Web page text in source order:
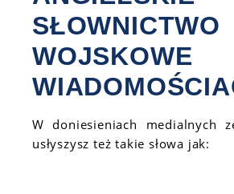
SŁOWNICTWO
W doniesieniach medialnych
usłyszysz też takie słowa jak: